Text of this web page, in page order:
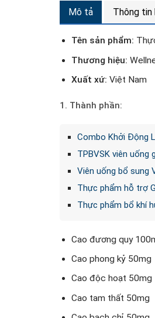
Mô tả Thông tin
Tên sản phẩm:
Thương hiệu:
Xuất xứ:Việt Nam
1. Thành phần:
Combo Khởi Động
TPBVSK viên uống
Viên uống bổ sung
Thực phẩm hỗ trợ
Thực phẩm bổ khí
Cao đương quy
Cao phong kỷ 50mg
Cao độc hoạt 50mg
Cao tam thất 50mg